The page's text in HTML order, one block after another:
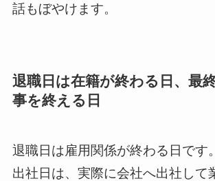
話もぼやけます。
退職日は在籍が終わる日、最
事を終える日
退職日は雇用関係が終わる日です
出社日は、実際に会社へ出社して